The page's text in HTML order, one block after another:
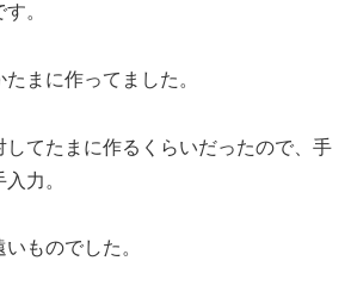
。
まに作ってました。
してたまに作るくらいだったので、手
力。
ものでした。